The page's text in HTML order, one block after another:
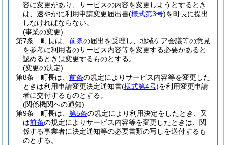
容に変更があり、サービスの内容を変更しようとするとき
は、速やかに利用申請変更届出書(様式第3号)を町長に提出
しなければならない。
(事業の変更)
第7条
町長は、 前条の届出を受理し、地域ケア会議等の意見
を参考に利用者のサービス内容等を変更する必要があると
認めるときは変更するものとする。
(変更の決定)
第8条
町長は、 前条の規定によりサービス内容等を変更した
ときは利用申請変更決定通知書(様式第4号)を利用変更申請
者に交付するものとする。
(関係機関への通知)
第9条
町長は、 第5条の規定により利用決定をしたとき、又
は前条の規定によりサービス内容等を変更したときは、関
係する事業者に決定通知等の必要書類の写しを送付するも
のとする。